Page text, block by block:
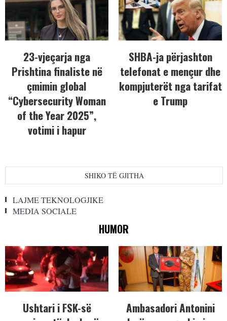
23-vjeçarja nga
Prishtina finaliste në
çmimin global
“Cybersecurity Woman
of the Year 2025”,
votimi i hapur
SHBA-ja përjashton
telefonat e mençur dhe
kompjuterët nga tarifat
e Trump
SHIKO TË GJITHA
LAJME TEKNOLOGJIKE
MEDIA SOCIALE
HUMOR
Ushtari i FSK-së
Ambasadori Antonini